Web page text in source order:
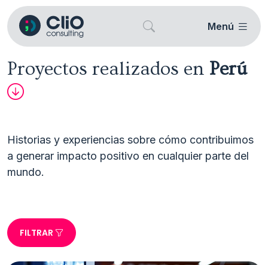
Menú
Proyectos realizados en Perú
Historias y experiencias sobre cómo contribuimos
a generar impacto positivo en cualquier parte del
FILTRAR